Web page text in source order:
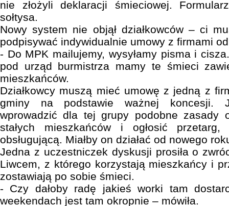
nie złożyli deklaracji śmieciowej.
sołtysa.
Nowy system nie objął działkowców – ci
podpisywać indywidualnie umowy z firmami
- Do MPK mailujemy, wysyłamy pisma i
pod urząd burmistrza mamy te śmieci
mieszkańców.
Działkowcy muszą mieć umowę z jedną z
gminy na podstawie ważnej koncesji.
wprowadzić dla tej grupy podobne zasady
stałych mieszkańców i ogłosić
obsługującą. Miałby on działać od nowego
Jedna z uczestniczek dyskusji prosiła o
Liwcem, z którego korzystają mieszkańcy i
zostawiają po sobie śmieci.
- Czy dałoby radę jakieś worki tam
weekendach jest tam okropnie – mówiła.